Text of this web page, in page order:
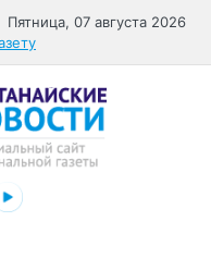
Пятница, 07 августа 2026